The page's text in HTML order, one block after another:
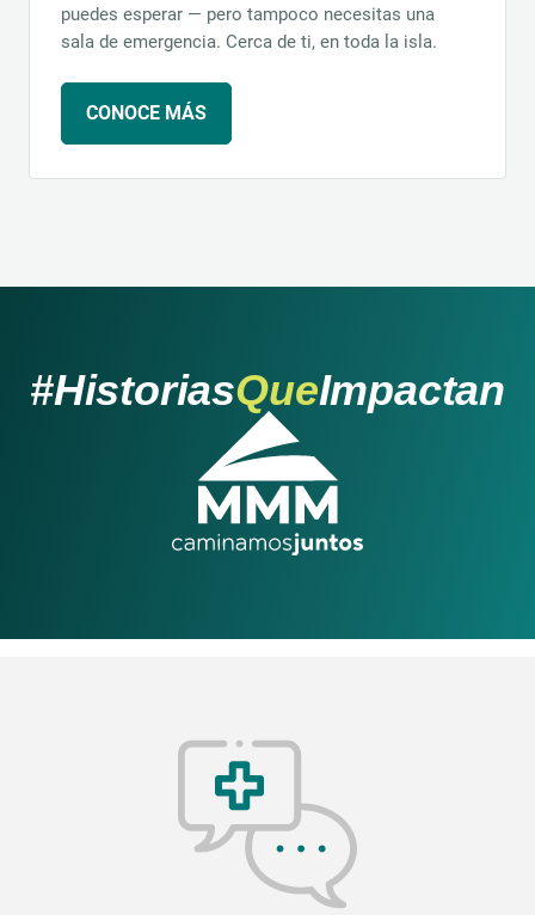
puedes esperar — pero tampoco necesitas una
sala de emergencia. Cerca de ti, en toda la isla.
CONOCE MÁS
#HistoriasQueImpactan